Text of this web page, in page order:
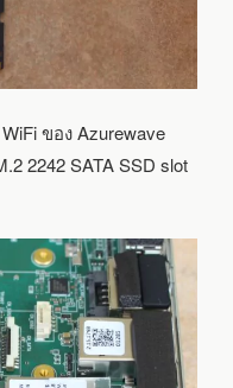
ของ Azurewave
2242 SATA SSD slot